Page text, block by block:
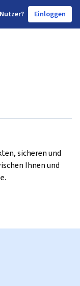
Einloggen
sicheren und
Ihnen und